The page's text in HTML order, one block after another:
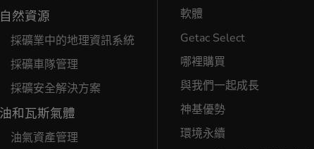
然資源
採礦業中的地理資訊系統
採礦車隊管理
採礦安全解決方案
和瓦斯氣體
油氣資產管理
軟體
Getac Select
哪裡購買
與我們一起成長
神基優勢
環境永續